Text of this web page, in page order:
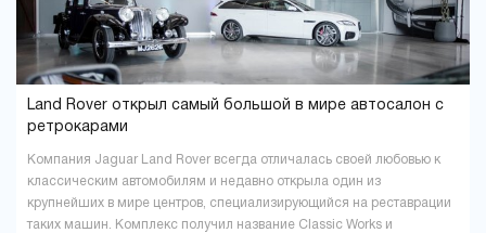
Land Rover открыл самый большой в мире автосалон с
ретрокарами
Компания Jaguar Land Rover всегда отличалась своей любовью к
классическим автомобилям и недавно открыла один из
крупнейших в мире центров, специализирующийся на реставрации
таких машин. Комплекс получил название Classic Works и